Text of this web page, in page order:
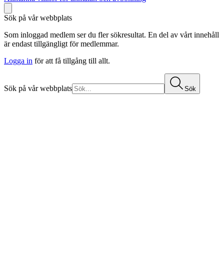
Sök på vår webbplats
Som inloggad medlem ser du fler sökresultat. En del av vårt innehåll
är endast tillgängligt för medlemmar.
Logga in för att få tillgång till allt.
Sök på vår webbplats Sök